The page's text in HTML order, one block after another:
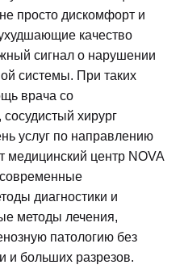
просто дискомфорт и
качество
сигнал о нарушении
системы. При таких
врача со
хирург
услуг по направлению
медицинский центр NOVA
диагностики и
методы лечения,
патологию без
и больших разрезов.